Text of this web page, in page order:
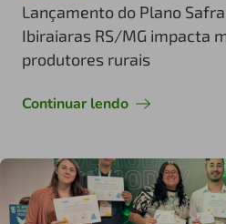
Lançamento do Plano
Ibiraiaras RS/MG impacta
produtores rurais
Continuar lendo